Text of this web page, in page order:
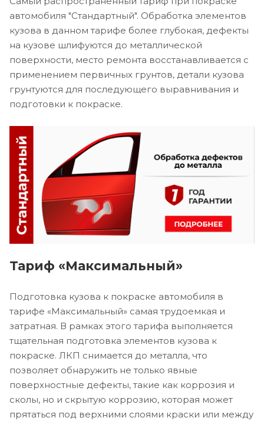
автомобиля "Стандартный". Обработка элементов
кузова в данном тарифе более глубокая, дефекты
на кузове шлифуются до металлической
поверхности, место ремонта восстанавливается с
применением первичных грунтов, детали кузова
грунтуются для последующего выравнивания и
подготовки к покраске.
Тариф «Максимальный»
Подготовка кузова к покраске автомобиля в
тарифе «Максимальный» самая трудоемкая и
затратная. В рамках этого тарифа выполняется
тщательная подготовка элементов кузова к
покраске. ЛКП снимается до металла, что
позволяет обнаружить не только явные
поверхностные дефекты, такие как коррозия и
сколы, но и скрытую коррозию, которая может
прятаться под верхними слоями краски или между